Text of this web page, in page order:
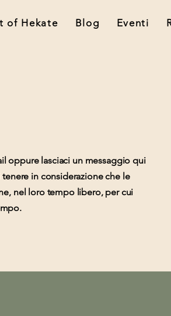
of Hekate Blog Eventi
oppure lasciaci un messaggio qui
in considerazione che le
nel loro tempo libero, per cui